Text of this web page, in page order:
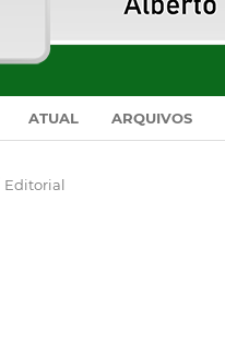
ATUAL ARQUIVOS
Editorial